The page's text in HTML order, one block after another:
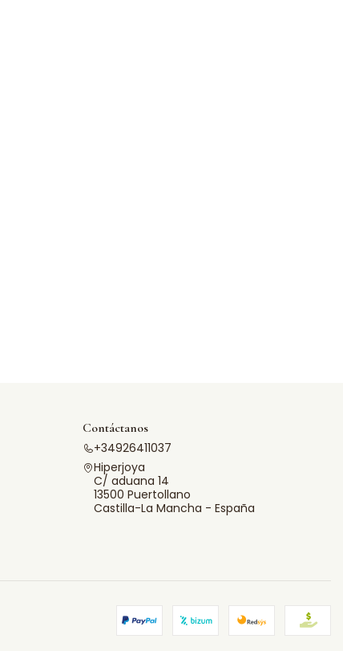
Contáctanos
+34926411037
Hiperjoya
C/ aduana 14
13500 Puertollano
Castilla-La Mancha - España